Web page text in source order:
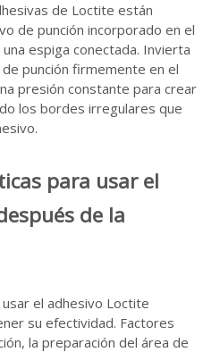
de Loctite están
de punción incorporado en el
espiga conectada. Invierta
punción firmemente en el
presión constante para crear
los bordes irregulares que
para usar el
de la
el adhesivo Loctite
su efectividad. Factores
la preparación del área de